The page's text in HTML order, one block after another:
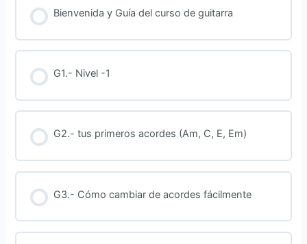
Bienvenida y Guía del curso de guitarra
G1.- Nivel -1
G2.- tus primeros acordes (Am, C, E, Em)
G3.- Cómo cambiar de acordes fácilmente